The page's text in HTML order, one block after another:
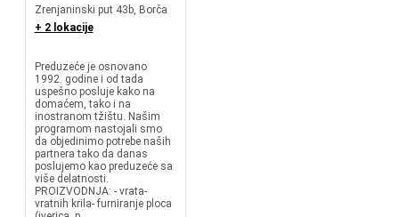
Zrenjaninski put 43b, Borča
+ 2 lokacije
Preduzeće je osnovano
1992. godine i od tada
uspešno posluje kako na
domaćem, tako i na
inostranom tžištu. Našim
programom nastojali smo
da objedinimo potrebe naših
partnera tako da danas
poslujemo kao preduzeće sa
više delatnosti.
PROIZVODNJA: - vrata-
vratnih krila- furniranje ploca